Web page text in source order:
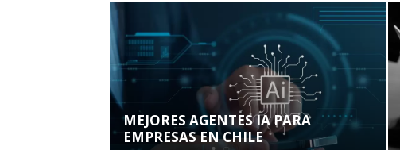
MEJORES AGENTES IA PARA
EMPRESAS EN CHILE